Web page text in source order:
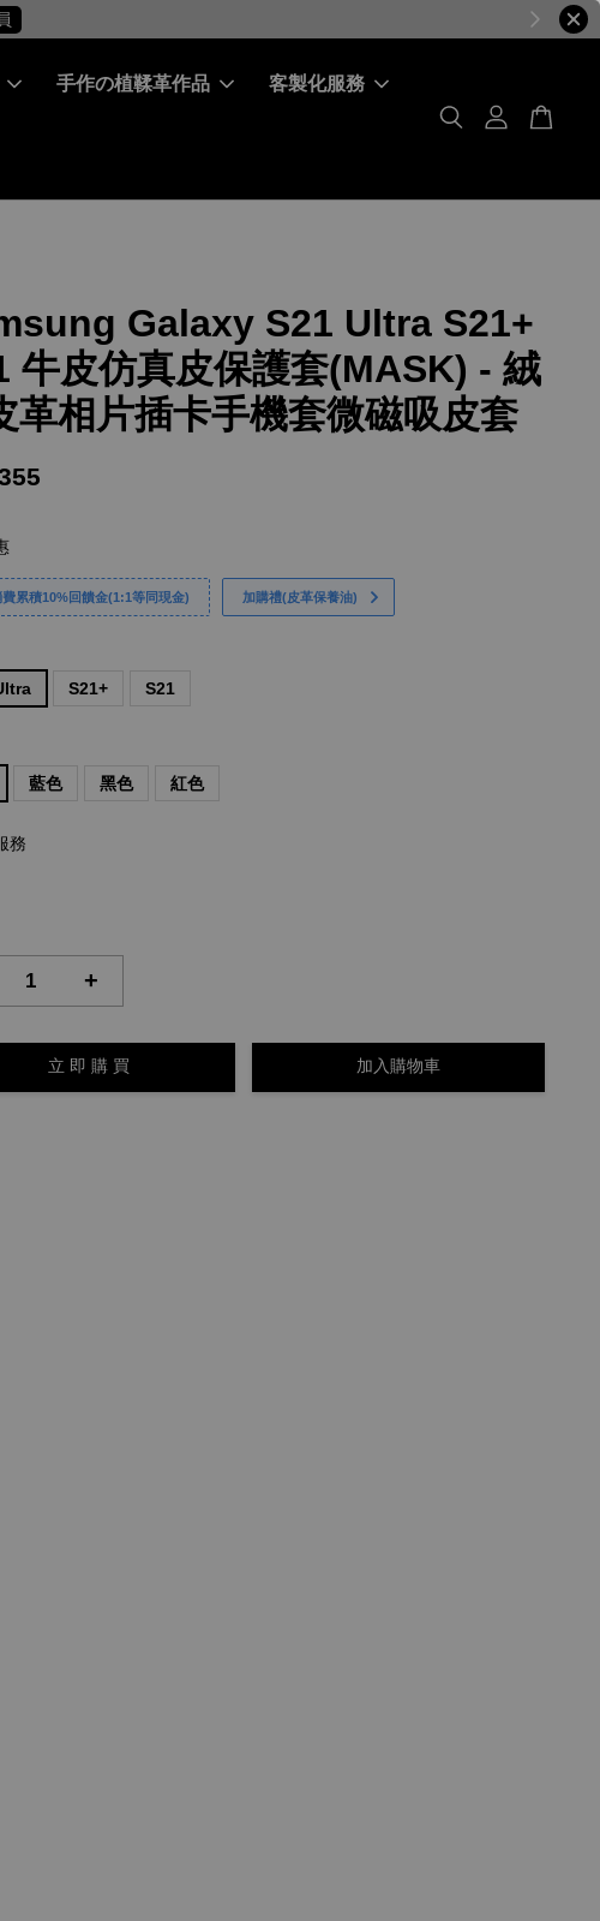
手作の植鞣革作品 客製化服務
Galaxy S21 Ultra S21+
牛皮仿真皮保護套(MASK) - 絨
革相片插卡手機套微磁吸皮套
費累積10%回饋金(1:1等同現金) 加購禮(皮革保養油)
S21+ S21
藍色 黑色 紅色
務
+
立 即 購 買 加入購物車